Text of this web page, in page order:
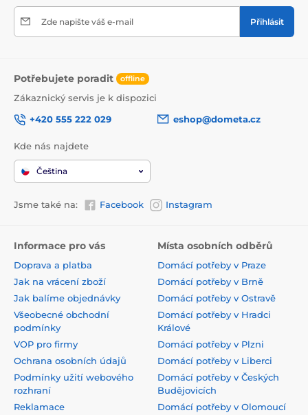
Zde napište váš e-mail Přihlásit
Potřebujete poradit offline
Zákaznický servis je k dispozici
+420 555 222 029
eshop@dometa.cz
Kde nás najdete
Čeština
Jsme také na: Facebook Instagram
Informace pro vás
Doprava a platba
Jak na vrácení zboží
Jak balíme objednávky
Všeobecné obchodní
podmínky
VOP pro firmy
Ochrana osobních údajů
Podmínky užití webového
rozhraní
Reklamace
Místa osobních odběrů
Domácí potřeby v Praze
Domácí potřeby v Brně
Domácí potřeby v Ostravě
Domácí potřeby v Hradci
Králové
Domácí potřeby v Plzni
Domácí potřeby v Liberci
Domácí potřeby v Českých
Budějovicích
Domácí potřeby v Olomoucí